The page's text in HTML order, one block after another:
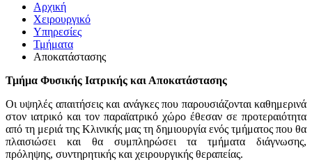
Αρχική
Χειρουργικό
Υπηρεσίες
Τμήματα
Αποκατάστασης
Τμήμα Φυσικής Ιατρικής και Αποκατάστασης
Οι υψηλές απαιτήσεις και ανάγκες που παρουσιάζονται καθημερινά
στον ιατρικό και τον παραϊατρικό χώρο έθεσαν σε προτεραιότητα
από τη μεριά της Κλινικής μας τη δημιουργία ενός τμήματος που θα
πλαισιώσει και θα συμπληρώσει τα τμήματα διάγνωσης,
πρόληψης, συντηρητικής και χειρουργικής θεραπείας.